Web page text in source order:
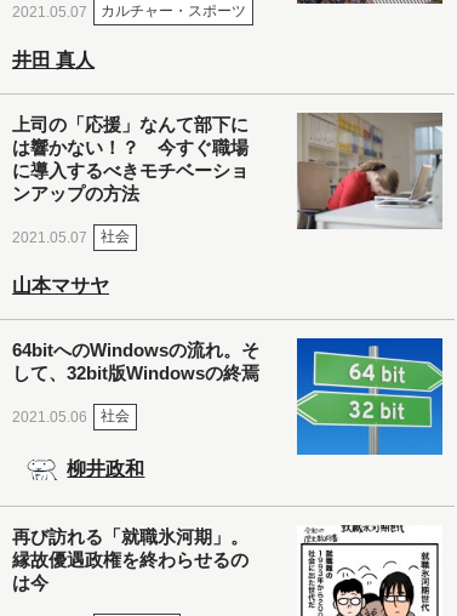
2021.05.07 カルチャー・スポーツ
井田 真人
上司の「応援」なんて部下に
は響かない！？ 今すぐ職場
に導入するべきモチベーショ
ンアップの方法
2021.05.07 社会
山本マサヤ
64bitへのWindowsの流れ。そ
して、32bit版Windowsの終焉
2021.05.06 社会
柳井政和
再び訪れる「就職氷河期」。
縁故優遇政権を終わらせるの
は今